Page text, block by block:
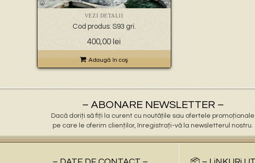
VEZI DETALII
Cod produs: S93 gri.
400,00 lei
Adaugă în coş
– ABONARE NEWSLETTER –
Dacă doriți să fiți la curent cu noutățile sau ofertele promoționale
pe care le oferim clienților, înregistrați-vă la newsletterul nostru.